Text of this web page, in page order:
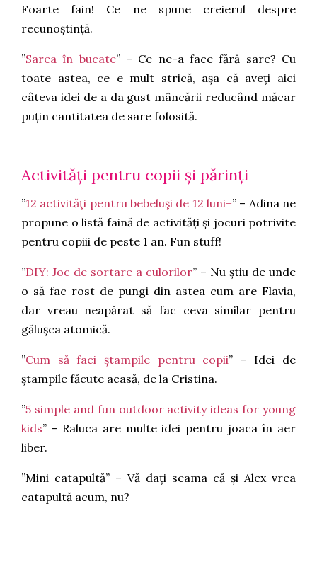
Foarte fain! Ce ne spune creierul despre
recunoștință.
”Sarea în bucate” – Ce ne-a face fără sare? Cu
toate astea, ce e mult strică, așa că aveți aici
câteva idei de a da gust mâncării reducând măcar
puțin cantitatea de sare folosită.
Activități pentru copii și părinți
”12 activităţi pentru bebeluşi de 12 luni+” – Adina ne
propune o listă faină de activități și jocuri potrivite
pentru copiii de peste 1 an. Fun stuff!
”DIY: Joc de sortare a culorilor” – Nu știu de unde
o să fac rost de pungi din astea cum are Flavia,
dar vreau neapărat să fac ceva similar pentru
gălușca atomică.
”Cum să faci ștampile pentru copii” – Idei de
ștampile făcute acasă, de la Cristina.
”5 simple and fun outdoor activity ideas for young
kids” – Raluca are multe idei pentru joaca în aer
liber.
”Mini catapultă” – Vă dați seama că și Alex vrea
catapultă acum, nu?